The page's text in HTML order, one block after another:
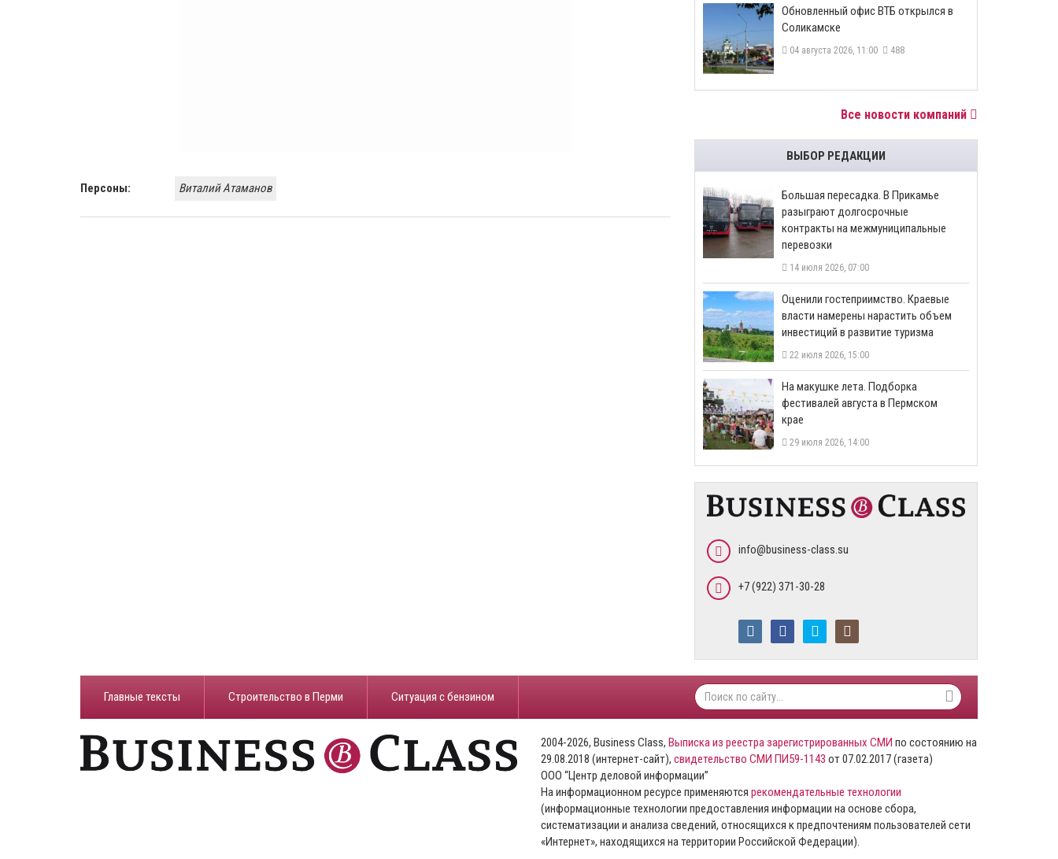
Персоны: Виталий Атаманов
​Обновленный офис ВТБ открылся в
Соликамске
04 августа 2026, 11:00 488
Все новости компаний
ВЫБОР РЕДАКЦИИ
Большая пересадка. В Прикамье
разыграют долгосрочные
контракты на межмуниципальные
перевозки
14 июля 2026, 07:00
Оценили гостеприимство. Краевые
власти намерены нарастить объем
инвестиций в развитие туризма
22 июля 2026, 15:00
На макушке лета. Подборка
фестивалей августа в Пермском
крае
29 июля 2026, 14:00
info@business-class.su
+7 (922) 371-30-28
Главные тексты Строительство в Перми ​Ситуация с бензином
2004-2026, Business Class, Выписка из реестра зарегистрированных СМИ по состоянию на
29.08.2018 (интернет-сайт), свидетельство СМИ ПИ59-1143 от 07.02.2017 (газета)
ООО “Центр деловой информации”
На информационном ресурсе применяются рекомендательные технологии
(информационные технологии предоставления информации на основе сбора,
систематизации и анализа сведений, относящихся к предпочтениям пользователей сети
«Интернет», находящихся на территории Российской Федерации).